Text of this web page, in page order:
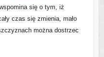
się o tym, iż
czas się zmienia, mało
można dostrzec